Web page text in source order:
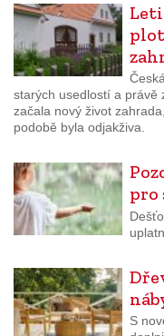
starých usedlostí a právě
začala nový život
podobě byla odjakživa.
pro
S